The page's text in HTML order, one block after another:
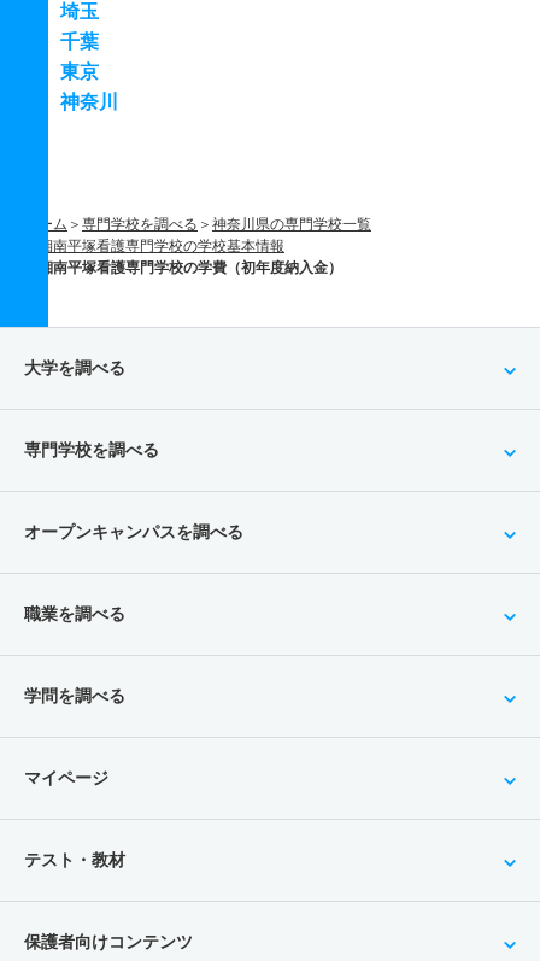
埼玉
千葉
東京
神奈川
ホーム 専門学校を調べる
神奈川県の専門学校一覧
湘南平塚看護専門学校の学校基本情報
湘南平塚看護専門学校の学費（初年度納入金）
大学を調べる
専門学校を調べる
オープンキャンパスを調べる
職業を調べる
学問を調べる
マイページ
テスト・教材
保護者向けコンテンツ